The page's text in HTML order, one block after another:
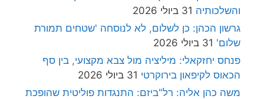
והשלכותיה 31 ביולי 2026
גרשון הכהן: כן לשלום, לא לנוסחה 'שטחים תמורת
שלום' 31 ביולי 2026
פנחס יחזקאלי: מיליציה מול צבא מקצועי, בין סף
הכאוס לקיפאון בירוקרטי 31 ביולי 2026
משה כהן אליה: רל"ביזם: התנגדות פוליטית שהופכת